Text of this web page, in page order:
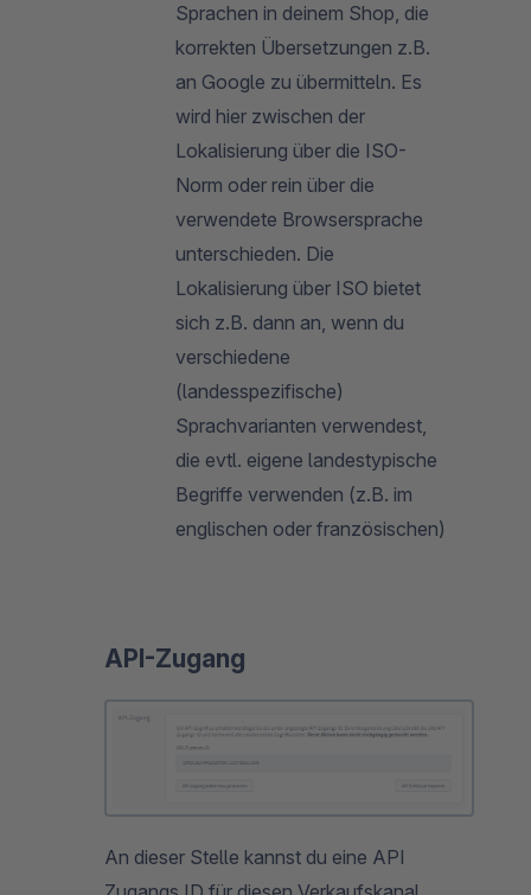
Sprachen in deinem Shop, die
korrekten Übersetzungen z.B.
an Google zu übermitteln. Es
wird hier zwischen der
Lokalisierung über die ISO-
Norm oder rein über die
verwendete Browsersprache
unterschieden. Die
Lokalisierung über ISO bietet
sich z.B. dann an, wenn du
verschiedene
(landesspezifische)
Sprachvarianten verwendest,
die evtl. eigene landestypische
Begriffe verwenden (z.B. im
englischen oder französischen)
API-Zugang
An dieser Stelle kannst du eine API